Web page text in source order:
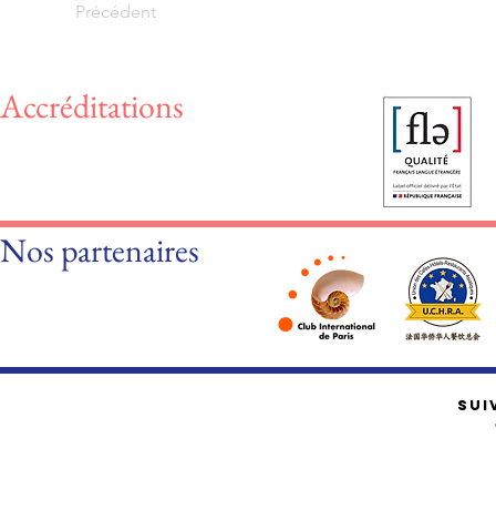
Précédent
Accréditations
Nos partenaires